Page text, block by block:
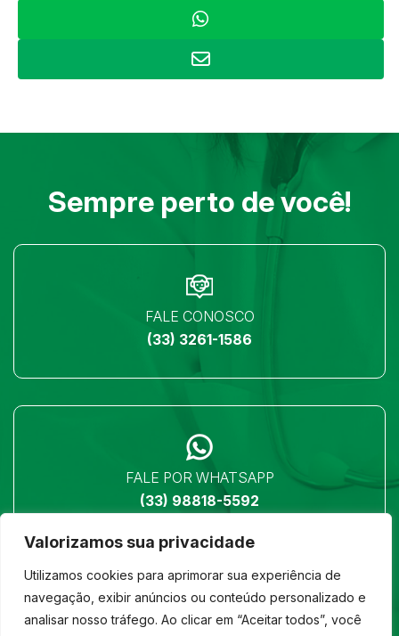
Valorizamos sua privacidade
Utilizamos cookies para aprimorar sua experiência de
navegação, exibir anúncios ou conteúdo personalizado e
analisar nosso tráfego. Ao clicar em “Aceitar todos”, você
Sempre perto de você!
FALE CONOSCO
(33) 3261-1586
FALE POR WHATSAPP
(33) 98818-5592